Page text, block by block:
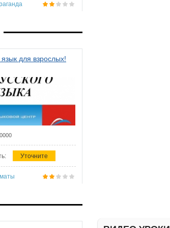
язык для взрослых!
Уточните